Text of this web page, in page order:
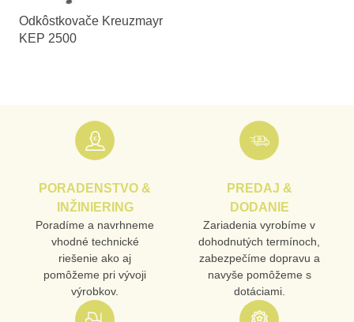
Odkôstkovače Kreuzmayr
KEP 2500
PORADENSTVO &
INŽINIERING
Poradíme a navrhneme
vhodné technické
riešenie ako aj
pomôžeme pri vývoji
výrobkov.
PREDAJ &
DODANIE
Zariadenia vyrobíme v
dohodnutých termínoch,
zabezpečíme dopravu a
navyše pomôžeme s
dotáciami.